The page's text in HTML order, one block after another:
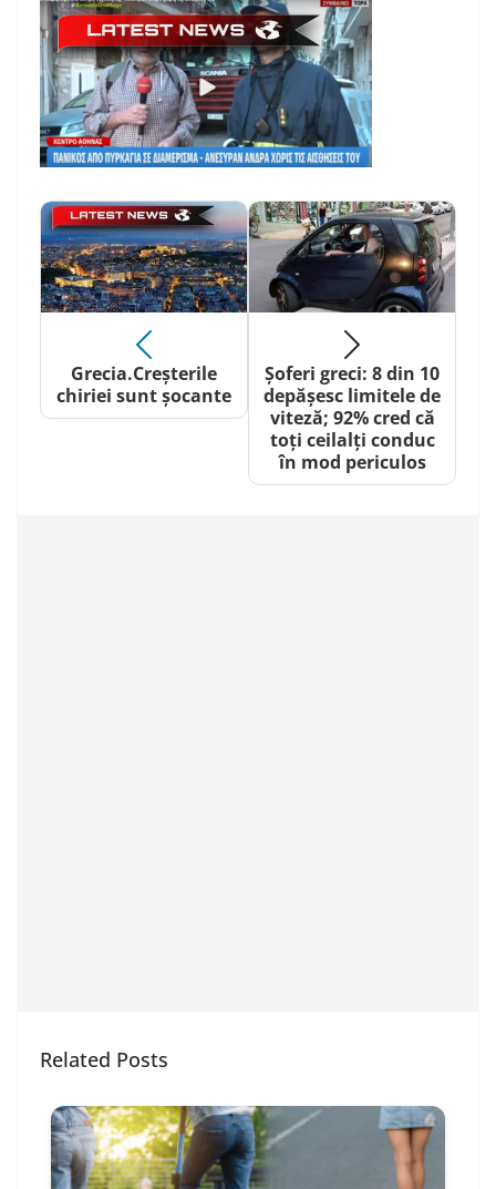
Grecia.Creșterile
chiriei sunt șocante
Șoferi greci: 8 din 10
depășesc limitele de
viteză; 92% cred că
toți ceilalți conduc
în mod periculos
Related Posts